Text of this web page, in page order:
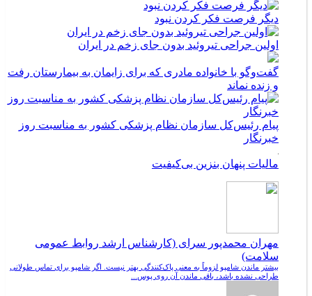
دیگر فرصت فکر کردن نبود
اولین جراحی تیروئید بدون جای زخم در ایران
گفت‌وگو با خانواده مادری که برای زایمان به بیمارستان رفت
و زنده نماند
پیام رئیس‌کل سازمان نظام پزشکی کشور به مناسبت روز
خبرنگار
مالیات پنهان بنزین بی‌کیفیت
مهران محمدپور سرای (کارشناس ارشد روابط عمومی
سلامت)
بیشتر ماندن شامپو لزوماً به معنی پاک‌کنندگی بهتر نیست. اگر شامپو برای تماس طولانی
طراحی نشده باشد، باقی ماندن آن روی پوس...